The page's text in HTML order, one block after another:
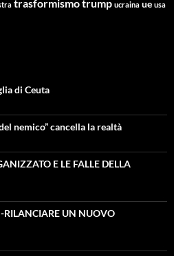
trasformismotrump ucraina ue usa
di Ceuta
nemico” cancella la realtà
E LE FALLE DELLA
-RILANCIARE UN NUOVO